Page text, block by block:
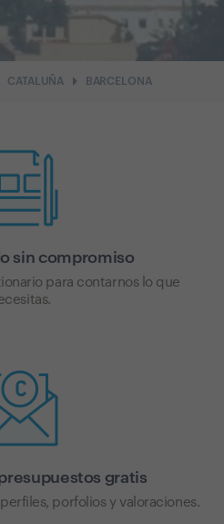
CATALUÑA arrow_right BARCELONA
sin compromiso
para contarnos lo que
gratis
porfolios y valoraciones.